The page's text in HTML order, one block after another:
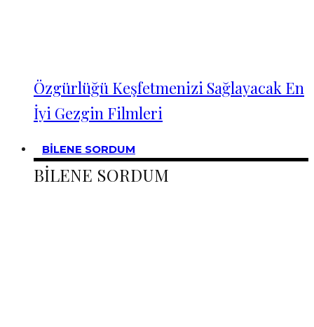
Özgürlüğü Keşfetmenizi Sağlayacak En
İyi Gezgin Filmleri
BİLENE SORDUM
BİLENE SORDUM